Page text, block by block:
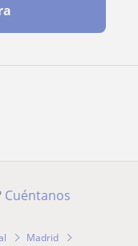
Cuéntanos
Madrid